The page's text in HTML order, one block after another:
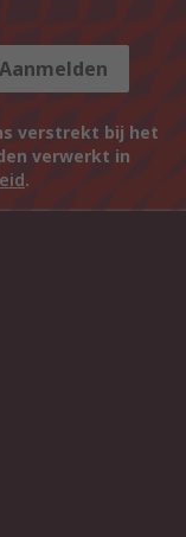
Aanmelden
verstrekt bij het
verwerkt in
.